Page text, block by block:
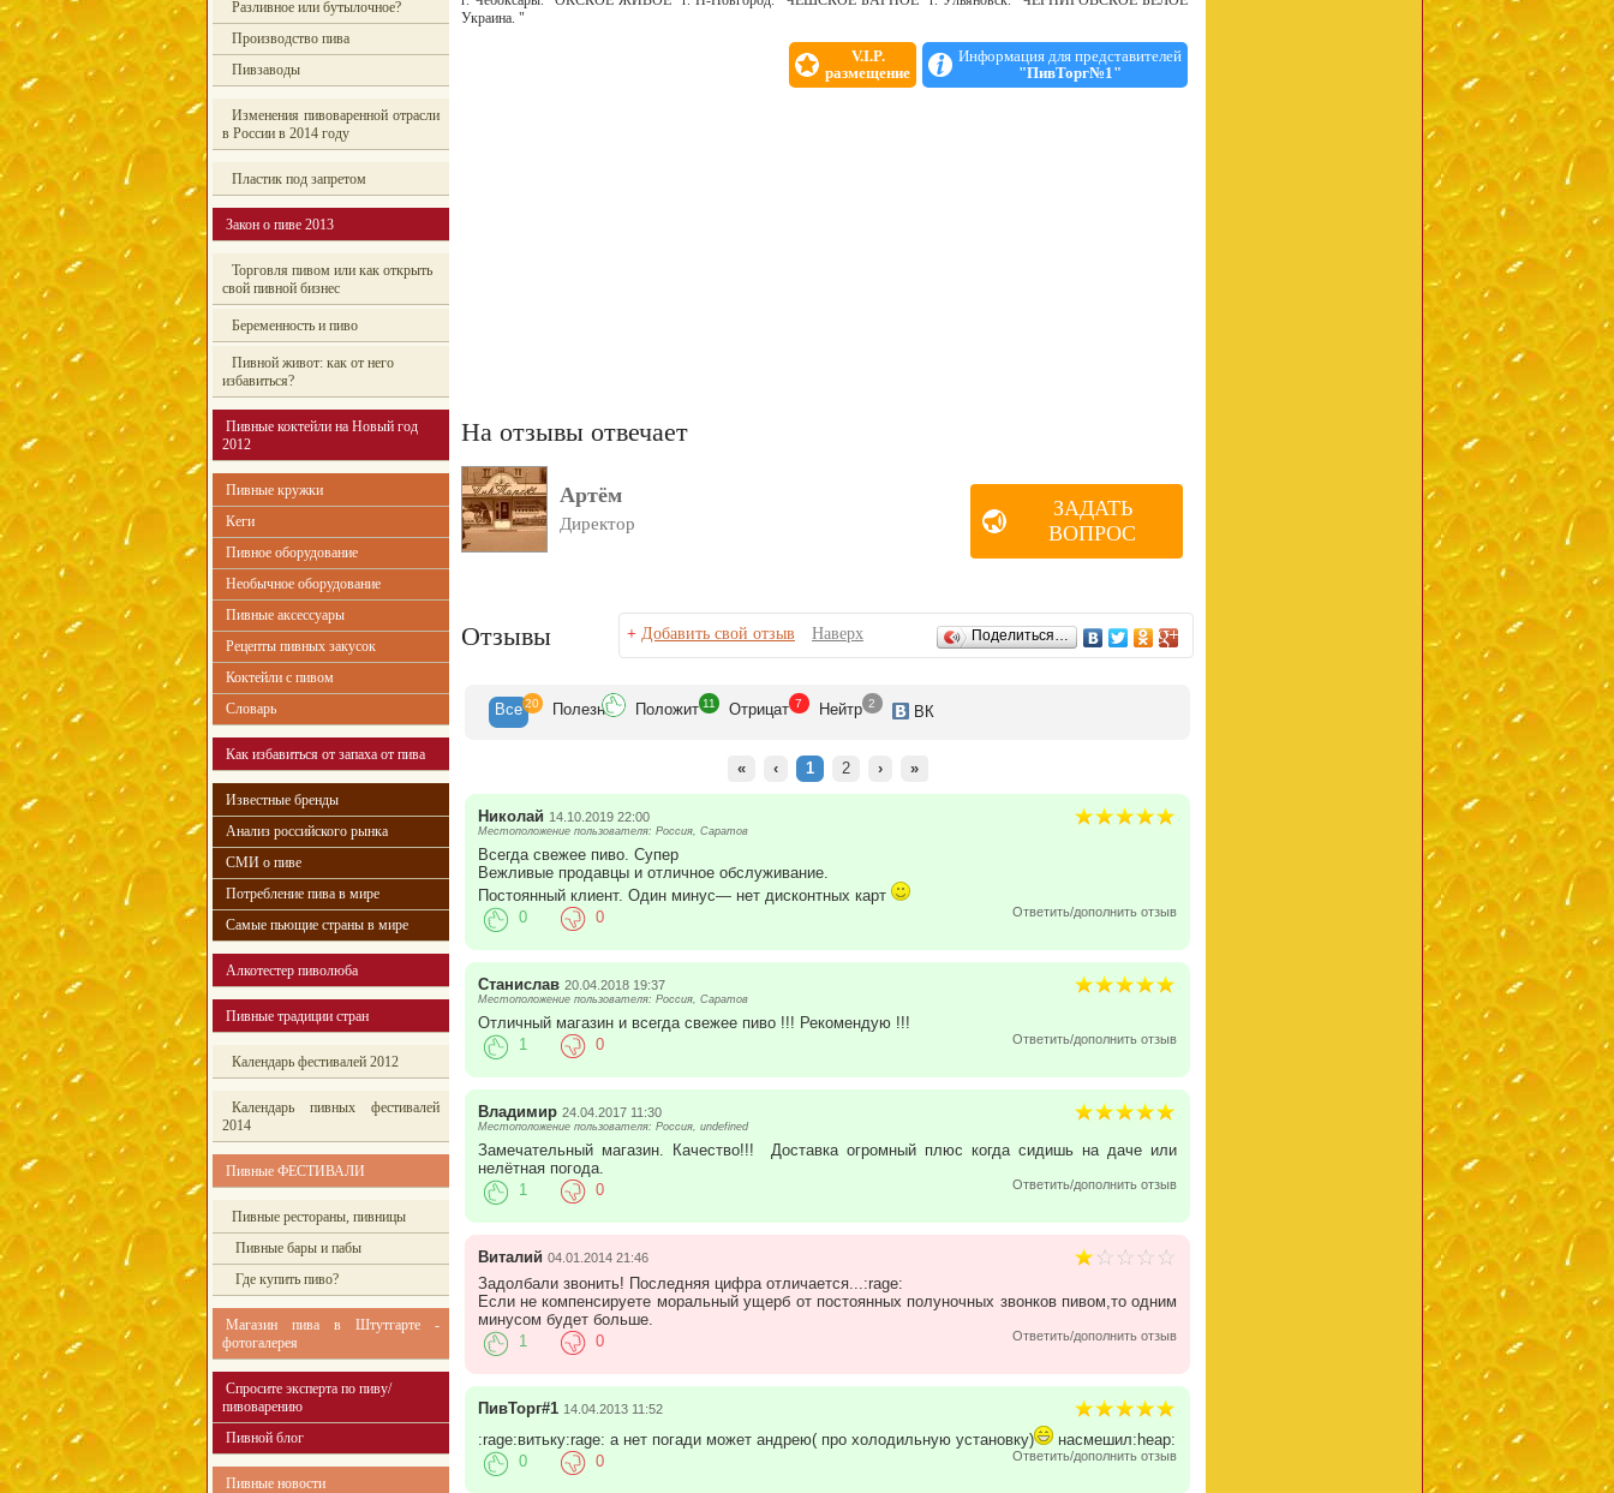
Разливное или бутылочное?
Производство пива
Пивзаводы
Изменения пивоваренной отрасли
в России в 2014 году
Пластик под запретом
Закон о пиве 2013
Торговля пивом или как открыть
свой пивной бизнес
Беременность и пиво
Пивной живот: как от него
избавиться?
Пивные коктейли на Новый год
2012
Пивные кружки
Кеги
Пивное оборудование
Необычное оборудование
Пивные аксессуары
Рецепты пивных закусок
Коктейли с пивом
Словарь
Как избавиться от запаха от пива
Известные бренды
Анализ российского рынка
СМИ о пиве
Потребление пива в мире
Самые пьющие страны в мире
Алкотестер пиволюба
Пивные традиции стран
Календарь фестивалей 2012
Календарь пивных фестивалей
2014
Пивные ФЕСТИВАЛИ
Пивные рестораны, пивницы
Пивные бары и пабы
Где купить пиво?
Магазин пива в Штутгарте -
фотогалерея
Спросите эксперта по пиву/
пивоварению
Пивной блог
Пивные новости
Украина. "
V.I.P.
размещение
Информация для представителей
"ПивТорг№1"
На отзывы отвечает
Артём
Директор
ЗАДАТЬ
ВОПРОС
Отзывы + Добавить свой отзыв Наверх Поделиться…
Все 20 Полезн Положит 11 Отрицат 7 Нейтр 2 ВК
« ‹ 1 2 › »
Николай 14.10.2019 22:00
Местоположение пользователя: Россия, Саратов
Всегда свежее пиво. Супер
Вежливые продавцы и отличное обслуживание.
Постоянный клиент. Один минус— нет дисконтных карт
Ответить/дополнить отзыв
0 0
Станислав 20.04.2018 19:37
Местоположение пользователя: Россия, Саратов
Отличный магазин и всегда свежее пиво !!! Рекомендую !!!
Ответить/дополнить отзыв
1 0
Владимир 24.04.2017 11:30
Местоположение пользователя: Россия, undefined
Замечательный магазин. Качество!!! Доставка огромный плюс когда сидишь на даче или
нелётная погода.
Ответить/дополнить отзыв
1 0
Виталий 04.01.2014 21:46
Задолбали звонить! Последняя цифра отличается...:rage:
Если не компенсируете моральный ущерб от постоянных полуночных звонков пивом,то одним
минусом будет больше.
Ответить/дополнить отзыв
1 0
ПивТорг#1 14.04.2013 11:52
:rage:витьку:rage: а нет погади может андрею( про холодильную установку) насмешил:heap:
Ответить/дополнить отзыв
0 0